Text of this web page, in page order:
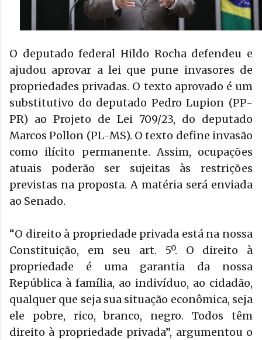
O deputado federal Hildo Rocha defendeu e
ajudou aprovar a lei que pune invasores de
propriedades privadas. O texto aprovado é um
substitutivo do deputado Pedro Lupion (PP-
PR) ao Projeto de Lei 709/23, do deputado
Marcos Pollon (PL-MS). O texto define invasão
como ilícito permanente. Assim, ocupações
atuais poderão ser sujeitas às restrições
previstas na proposta. A matéria será enviada
ao Senado.
“O direito à propriedade privada está na nossa
Constituição, em seu art. 5º. O direito à
propriedade é uma garantia da nossa
República à família, ao indivíduo, ao cidadão,
qualquer que seja sua situação econômica, seja
ele pobre, rico, branco, negro. Todos têm
direito à propriedade privada”, argumentou o